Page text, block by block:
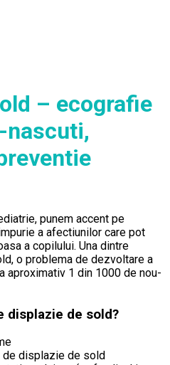
– ecografie
nascuti,
punem accent pe
a afectiunilor care pot
a copilului. Una dintre
o problema de dezvoltare a
aproximativ 1 din 1000 de nou-
displazie de sold?
displazie de sold